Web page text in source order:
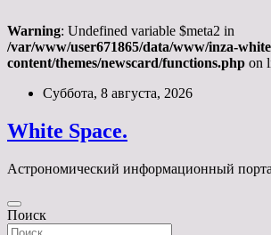
Warning: Undefined variable $meta2 in
/var/www/user671865/data/www/inza-
content/themes/newscard/functions.php on
Перейти
содержимому
Суббота, 8 августа, 2026
White Space.
Астрономический информационный
Поиск